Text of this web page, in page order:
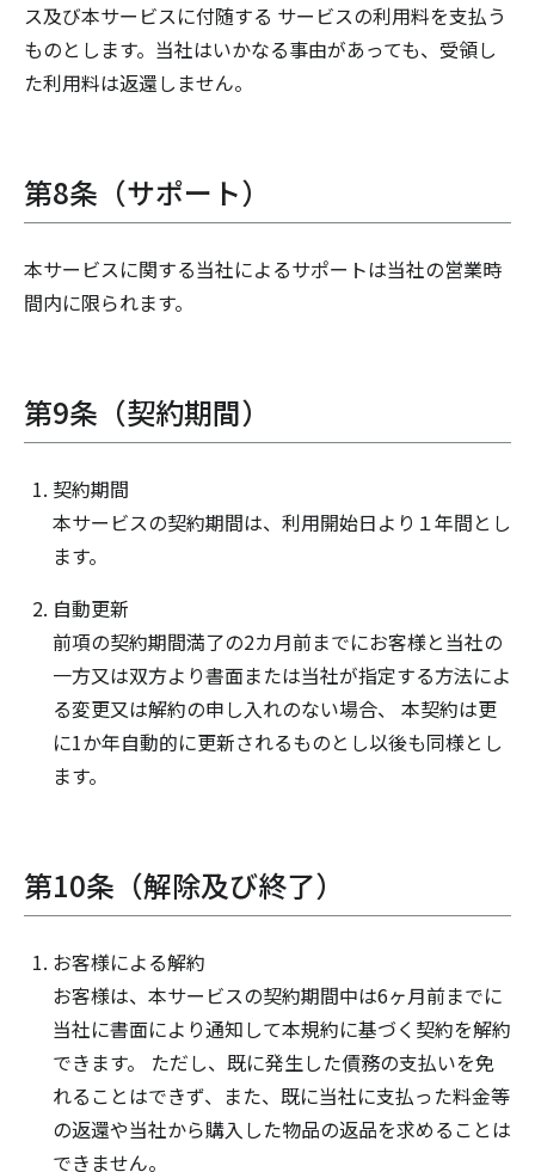
ス及び本サービスに付随する サービスの利用料を支払う
ものとします。当社はいかなる事由があっても、受領し
た利用料は返還しません。
第8条（サポート）
本サービスに関する当社によるサポートは当社の営業時
間内に限られます。
第9条（契約期間）
契約期間
本サービスの契約期間は、利用開始日より１年間とし
ます。
自動更新
前項の契約期間満了の2カ月前までにお客様と当社の
一方又は双方より書面または当社が指定する方法によ
る変更又は解約の申し入れのない場合、 本契約は更
に1か年自動的に更新されるものとし以後も同様とし
ます。
第10条（解除及び終了）
お客様による解約
お客様は、本サービスの契約期間中は6ヶ月前までに
当社に書面により通知して本規約に基づく契約を解約
できます。 ただし、既に発生した債務の支払いを免
れることはできず、また、既に当社に支払った料金等
の返還や当社から購入した物品の返品を求めることは
できません。